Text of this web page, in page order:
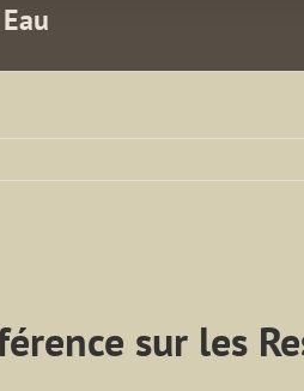
sur les